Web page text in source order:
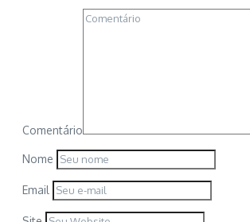
Comentário
Nome
Email